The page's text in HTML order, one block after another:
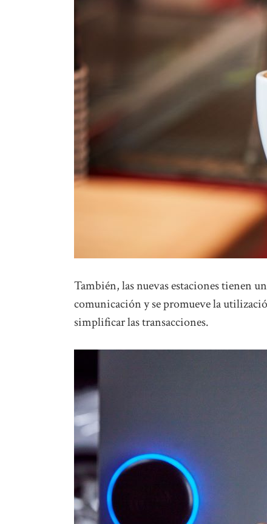
También, las nuevas estaciones tienen
comunicación y se promueve la
simplificar las transacciones.